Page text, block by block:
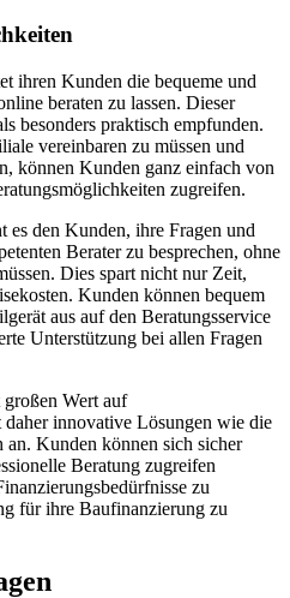
ihren Kunden die bequeme und
beraten zu lassen. Dieser
besonders praktisch empfunden.
vereinbaren zu müssen und
können Kunden ganz einfach von
zugreifen.
den Kunden, ihre Fragen und
Berater zu besprechen, ohne
Dies spart nicht nur Zeit,
Kunden können bequem
aus auf den Beratungsservice
Unterstützung bei allen Fragen
Wert auf
innovative Lösungen wie die
Kunden können sich sicher
Beratung zugreifen
zu
für ihre Baufinanzierung zu